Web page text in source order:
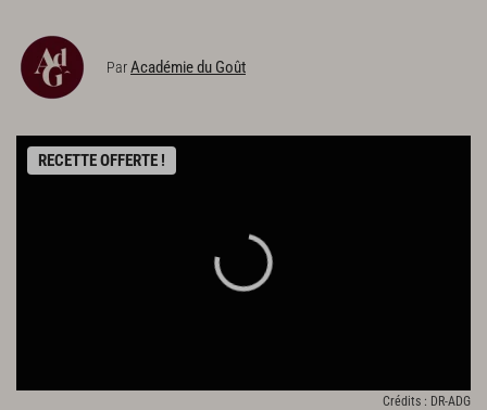
ParAcadémie du Goût
RECETTE OFFERTE !
Crédits : DR-ADG